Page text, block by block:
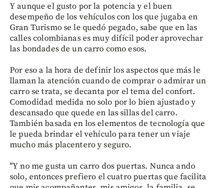
Y aunque el gusto por la potencia y el buen
desempeño de los vehículos con los que jugaba en
Gran Turismo se le quedó pegado, sabe que en las
calles colombianas es muy difícil poder aprovechar
las bondades de un carro como esos.
Por eso a la hora de definir los aspectos que más le
llaman la atención cuando de comprar o admirar un
carro se trata, se decanta por el tema del confort.
Comodidad medida no solo por lo bien ajustado y
descansado que quede en las sillas del carro.
También basada en los elementos de tecnología que
le pueda brindar el vehículo para tener un viaje
mucho más placentero y seguro.
"Y no me gusta un carro dos puertas. Nunca ando
solo, entonces prefiero el cuatro puertas que facilita